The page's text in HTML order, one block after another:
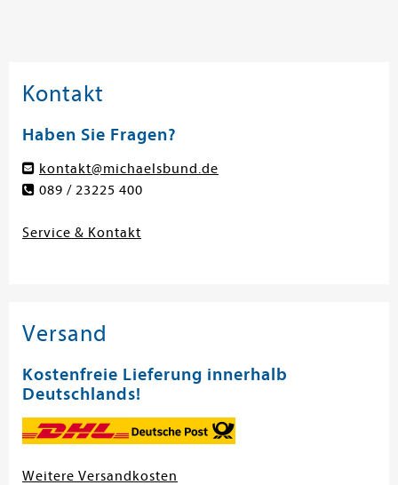
Kontakt
Haben Sie Fragen?
kontakt@michaelsbund.de
089 / 23225 400
Service & Kontakt
Versand
Kostenfreie Lieferung innerhalb
Deutschlands!
Weitere Versandkosten